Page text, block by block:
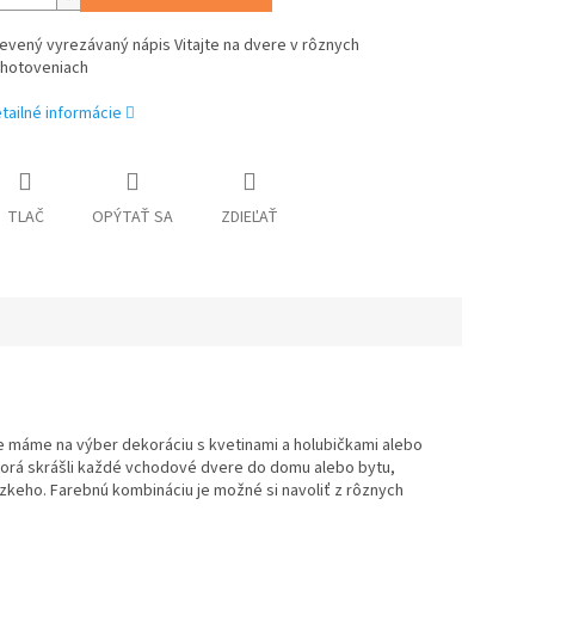
vyrezávaný nápis Vitajte na dvere v rôznych
informácie
TLAČ OPÝTAŤ SA ZDIEĽAŤ
na výber dekoráciu s kvetinami a holubičkami alebo
skrášli každé vchodové dvere do domu alebo bytu,
Farebnú kombináciu je možné si navoliť z rôznych